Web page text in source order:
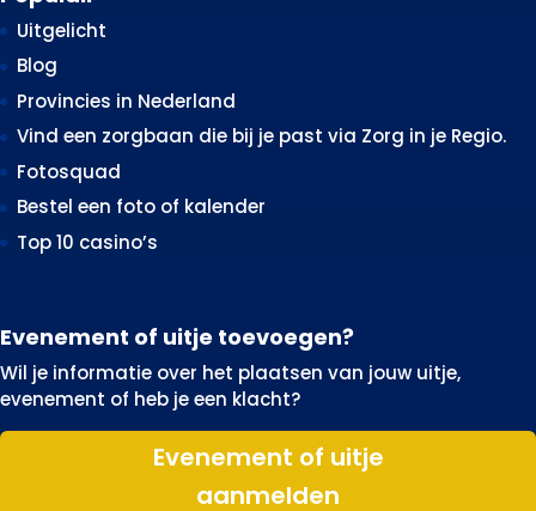
Uitgelicht
Blog
Provincies in Nederland
Vind een zorgbaan die bij je past via Zorg in je Regio.
Fotosquad
Bestel een foto of kalender
Top 10 casino’s
Evenement of uitje toevoegen?
Wil je informatie over het plaatsen van jouw uitje,
evenement of heb je een klacht?
Evenement of uitje
aanmelden